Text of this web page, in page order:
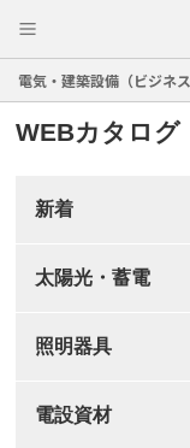
電気・建築設備（ビジネス
WEBカタログ
新着
太陽光・蓄電
照明器具
電設資材